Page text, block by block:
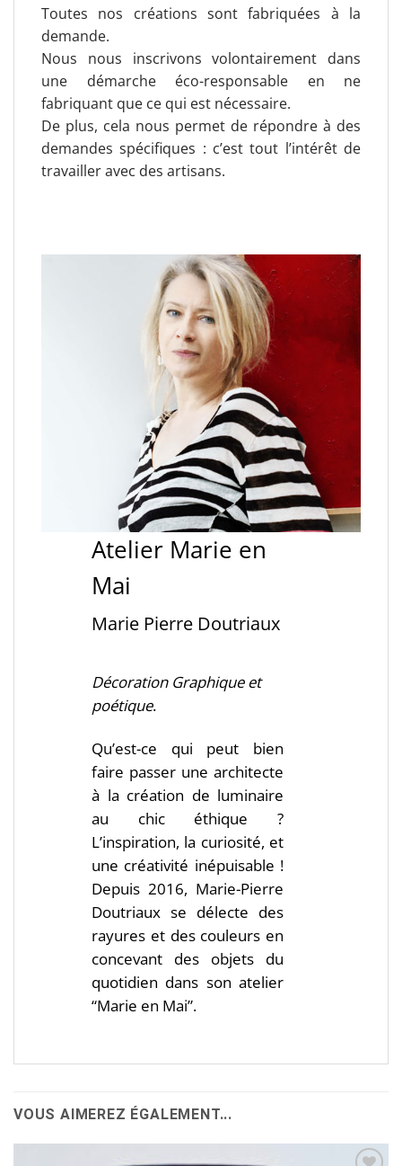
Toutes nos créations sont fabriquées à la
demande.
Nous nous inscrivons volontairement dans
une démarche éco-responsable en ne
fabriquant que ce qui est nécessaire.
De plus, cela nous permet de répondre à des
demandes spécifiques : c’est tout l’intérêt de
travailler avec des artisans.
Atelier Marie en
Mai
Marie Pierre Doutriaux
Décoration Graphique et
poétique.
Qu’est-ce qui peut bien
faire passer une architecte
à la création de luminaire
au chic éthique ?
L’inspiration, la curiosité, et
une créativité inépuisable !
Depuis 2016, Marie-Pierre
Doutriaux se délecte des
rayures et des couleurs en
concevant des objets du
quotidien dans son atelier
“Marie en Mai”.
VOUS AIMEREZ ÉGALEMENT...